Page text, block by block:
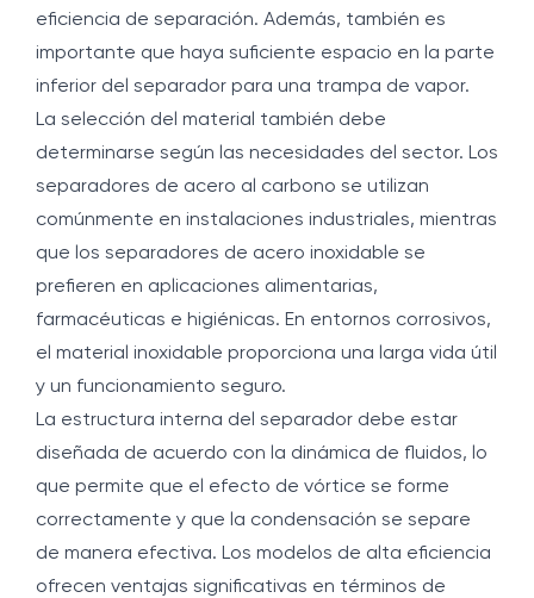
eficiencia de separación. Además, también es
importante que haya suficiente espacio en la parte
inferior del separador para una trampa de vapor.
La selección del material también debe
determinarse según las necesidades del sector. Los
separadores de acero al carbono se utilizan
comúnmente en instalaciones industriales, mientras
que los separadores de acero inoxidable se
prefieren en aplicaciones alimentarias,
farmacéuticas e higiénicas. En entornos corrosivos,
el material inoxidable proporciona una larga vida útil
y un funcionamiento seguro.
La estructura interna del separador debe estar
diseñada de acuerdo con la dinámica de fluidos, lo
que permite que el efecto de vórtice se forme
correctamente y que la condensación se separe
de manera efectiva. Los modelos de alta eficiencia
ofrecen ventajas significativas en términos de